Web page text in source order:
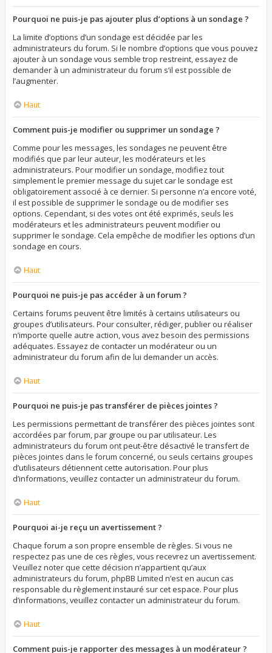
Pourquoi ne puis-je pas ajouter plus d’options à un sondage ?
La limite d’options d’un sondage est décidée par les
administrateurs du forum. Si le nombre d’options que vous pouvez
ajouter à un sondage vous semble trop restreint, essayez de
demander à un administrateur du forum s’il est possible de
l’augmenter.
Haut
Comment puis-je modifier ou supprimer un sondage ?
Comme pour les messages, les sondages ne peuvent être
modifiés que par leur auteur, les modérateurs et les
administrateurs. Pour modifier un sondage, modifiez tout
simplement le premier message du sujet car le sondage est
obligatoirement associé à ce dernier. Si personne n’a encore voté,
il est possible de supprimer le sondage ou de modifier ses
options. Cependant, si des votes ont été exprimés, seuls les
modérateurs et les administrateurs peuvent modifier ou
supprimer le sondage. Cela empêche de modifier les options d’un
sondage en cours.
Haut
Pourquoi ne puis-je pas accéder à un forum ?
Certains forums peuvent être limités à certains utilisateurs ou
groupes d’utilisateurs. Pour consulter, rédiger, publier ou réaliser
n’importe quelle autre action, vous avez besoin des permissions
adéquates. Essayez de contacter un modérateur ou un
administrateur du forum afin de lui demander un accès.
Haut
Pourquoi ne puis-je pas transférer de pièces jointes ?
Les permissions permettant de transférer des pièces jointes sont
accordées par forum, par groupe ou par utilisateur. Les
administrateurs du forum ont peut-être désactivé le transfert de
pièces jointes dans le forum concerné, ou seuls certains groupes
d’utilisateurs détiennent cette autorisation. Pour plus
d’informations, veuillez contacter un administrateur du forum.
Haut
Pourquoi ai-je reçu un avertissement ?
Chaque forum a son propre ensemble de règles. Si vous ne
respectez pas une de ces règles, vous recevrez un avertissement.
Veuillez noter que cette décision n’appartient qu’aux
administrateurs du forum, phpBB Limited n’est en aucun cas
responsable du règlement instauré sur cet espace. Pour plus
d’informations, veuillez contacter un administrateur du forum.
Haut
Comment puis-je rapporter des messages à un modérateur ?